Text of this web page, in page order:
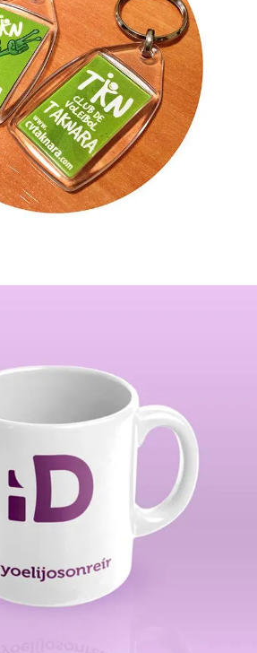
Sublimación
Personalización